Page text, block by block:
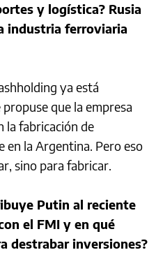
y logística? Rusia
industria ferroviaria
ya está
que la empresa
la fabricación de
en la Argentina. Pero eso
sino para fabricar.
Putin al reciente
el FMI y en qué
destrabar inversiones?